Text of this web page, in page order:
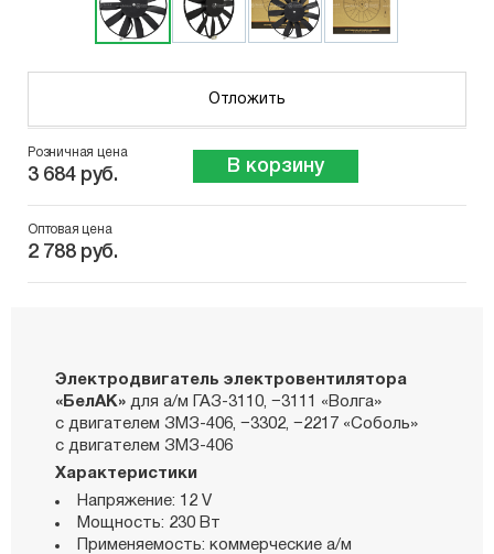
Отложить
Розничная цена
3 684 руб. В корзину
Оптовая цена
2 788 руб.
Электродвигатель электровентилятора
«БелАК» для а/м ГАЗ-3110, −3111 «Волга»
с двигателем ЗМЗ-406, −3302, −2217 «Соболь»
с двигателем ЗМЗ-406
Характеристики
Напряжение: 12 V
Мощность: 230 Вт
Применяемость: коммерческие а/м